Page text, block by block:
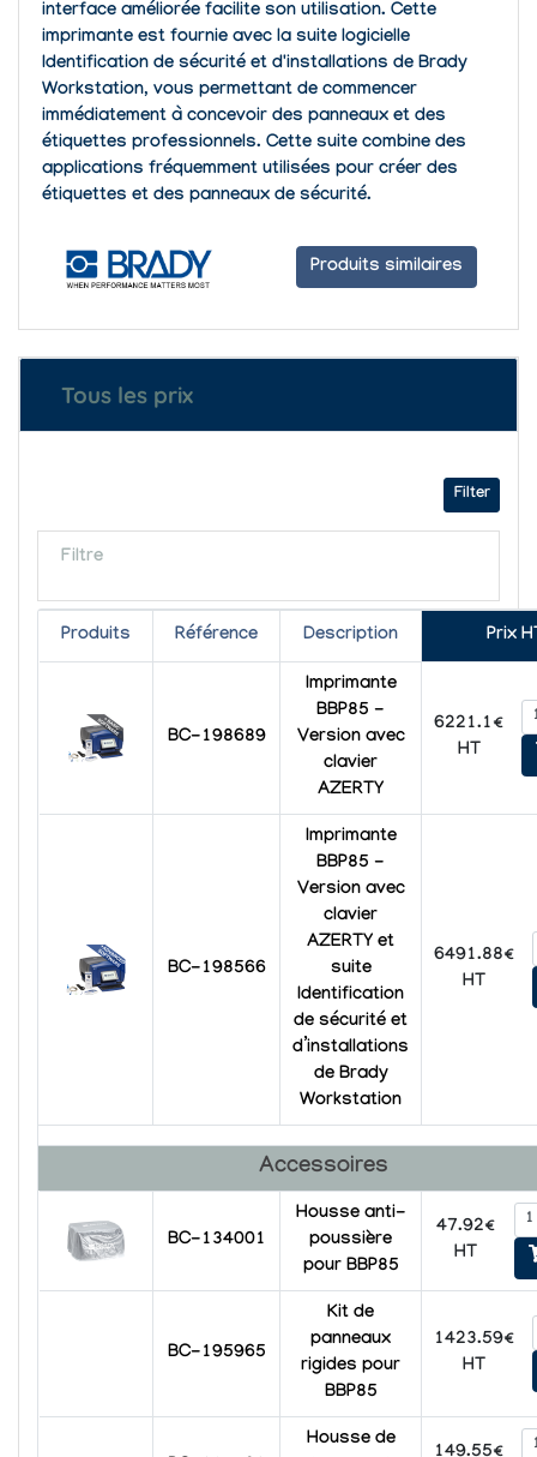
interface améliorée facilite son utilisation. Cette
imprimante est fournieavec lasuite logicielle
Identification de sécurité et d'installations de Brady
Workstation, vous permettant de commencer
immédiatement à concevoir des panneaux et des
étiquettes professionnels. Cette suite combine des
applications fréquemment utilisées pour créer des
étiquettes et des panneaux de sécurité.
Produits similaires
Tous les prix
Filter
Filtre
Produits Référence Description Prix
BC-198689
Imprimante
BBP85 -
Version avec
clavier
AZERTY
6221.1€
HT
BC-198566
Imprimante
BBP85 -
Version avec
clavier
AZERTY et
suite
Identification
de sécurité et
d’installations
de Brady
Workstation
6491.88€
HT
Accessoires
BC-134001
Housse anti-
poussière
pour BBP85
47.92€
HT
BC-195965
Kit de
panneaux
rigides pour
BBP85
1423.59€
HT
Housse de